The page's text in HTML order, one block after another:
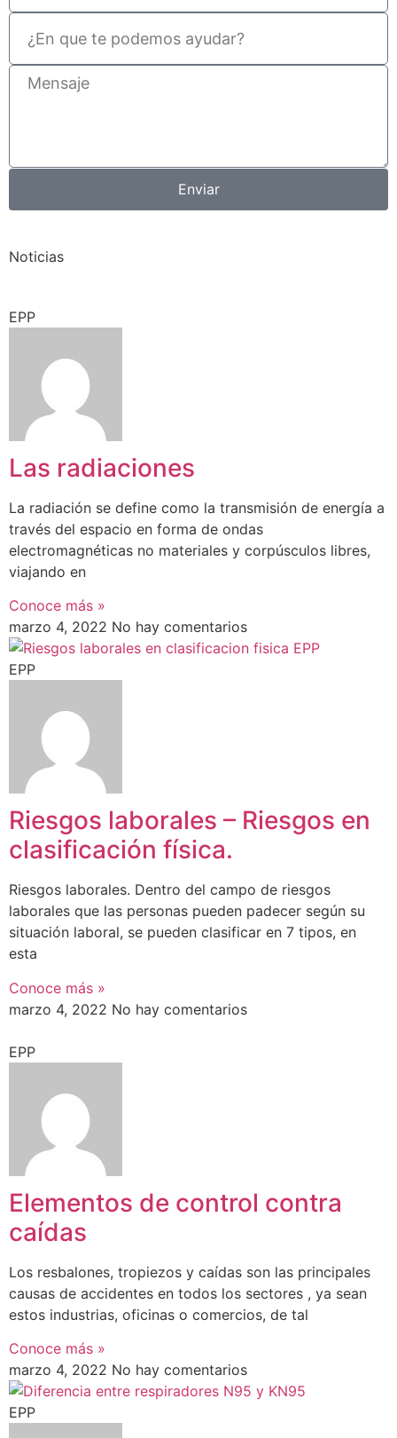
Enviar
Noticias
EPP
Las radiaciones
La radiación se define como la transmisión de energía a
través del espacio en forma de ondas
electromagnéticas no materiales y corpúsculos libres,
viajando en
Conoce más »
marzo 4, 2022 No hay comentarios
EPP
Riesgos laborales – Riesgos en
clasificación física.
Riesgos laborales. Dentro del campo de riesgos
laborales que las personas pueden padecer según su
situación laboral, se pueden clasificar en 7 tipos, en
esta
Conoce más »
marzo 4, 2022 No hay comentarios
EPP
Elementos de control contra
caídas
Los resbalones, tropiezos y caídas son las principales
causas de accidentes en todos los sectores , ya sean
estos industrias, oficinas o comercios, de tal
Conoce más »
marzo 4, 2022 No hay comentarios
EPP